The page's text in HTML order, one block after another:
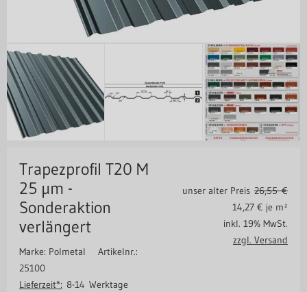
Trapezprofil T20 M
25 µm -
Sonderaktion
verlängert
Marke: Polmetal Artikelnr.:
25100
Lieferzeit*: 8-14 Werktage
unser alter Preis 26,55 €
14,27 € je m²
inkl. 19% MwSt.
zzgl. Versand